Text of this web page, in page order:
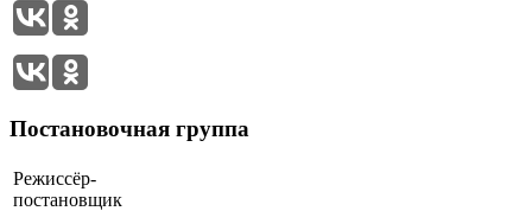
Постановочная группа
Режиссёр-
постановщик